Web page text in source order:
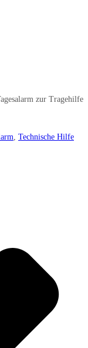
zur Tragehilfe
, Technische Hilfe